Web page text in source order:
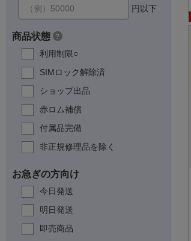
円以下
商品状態 ?
利用制限○
SIMロック解除済
ショップ出品
赤ロム補償
付属品完備
非正規修理品を除く
お急ぎの方向け
今日発送
明日発送
即売商品